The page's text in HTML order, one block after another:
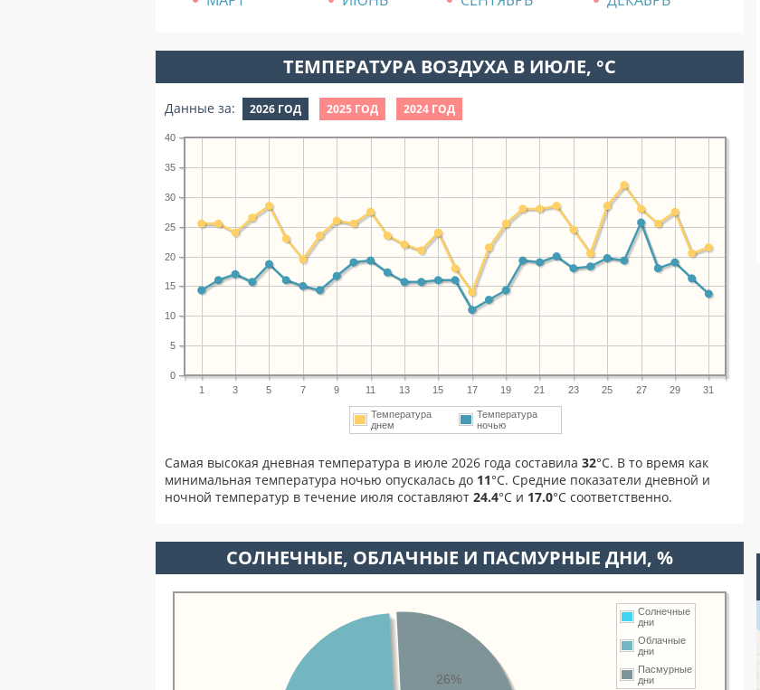
ТЕМПЕРАТУРА ВОЗДУХА В ИЮЛЕ, °C
Данные за: 2026 ГОД 2025 ГОД 2024 ГОД
1 3 5 7 9 11 13 15 17 19 21 23 25 27 29 31
0
5
10
15
20
25
30
35
40
Температура
днем
Температура
ночью
Самая высокая дневная температура в июле 2026 года составила 32°С. В то время как
минимальная температура ночью опускалась до 11°C. Средние показатели дневной и
ночной температур в течение июля составляют 24.4°С и 17.0°С соответственно.
CОЛНЕЧНЫЕ, ОБЛАЧНЫЕ И ПАСМУРНЫЕ ДНИ, %
Солнечные
дни
Облачные
дни
Пасмурные
дни
26%